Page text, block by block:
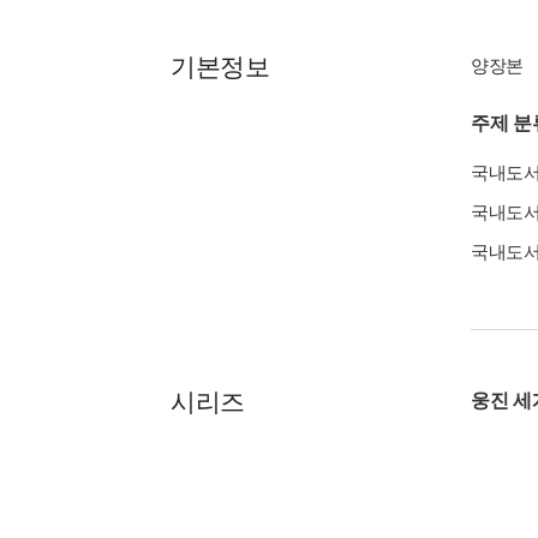
기본정보 양장본
주제 분
국내도
국내도
국내도
시리즈 웅진 세